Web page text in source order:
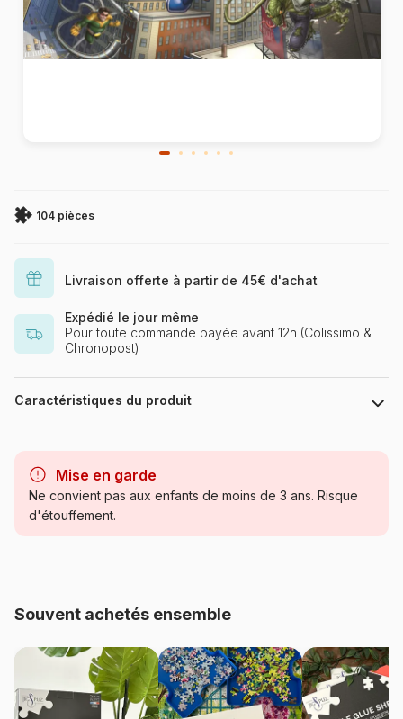
104 pièces
Livraison offerte à partir de 45€ d'achat
Expédié le jour même
Pour toute commande payée avant 12h (Colissimo &
Chronopost)
Caractéristiques du produit
Catégorie
Provenance Italie
Clementoni-25012
EAN 8005125250127
Mise en garde
Ne convient pas aux enfants de moins de 3 ans. Risque
d'étouffement.
Souvent achetés ensemble